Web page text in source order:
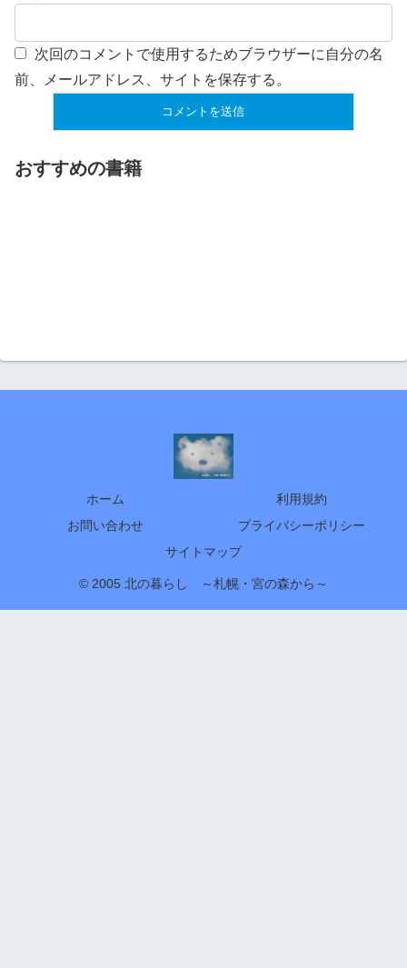
次回のコメントで使用するためブラウザーに自分の名
前、メールアドレス、サイトを保存する。
おすすめの書籍
ホーム
利用規約
お問い合わせ
プライバシーポリシー
サイトマップ
© 2005 北の暮らし ～札幌・宮の森から～